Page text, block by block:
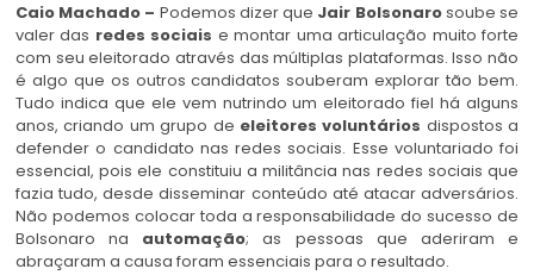
Caio Machado – Podemos dizer que Jair Bolsonarosoube se
valer das redes sociais e montar uma articulação muito forte
com seu eleitorado através das múltiplas plataformas. Isso não
é algo que os outros candidatos souberam explorar tão bem.
Tudo indica que ele vem nutrindo um eleitorado fiel há alguns
anos, criando um grupo de eleitores voluntários dispostos a
defender o candidato nas redes sociais. Esse voluntariado foi
essencial, pois ele constituiu a militância nas redes sociais que
fazia tudo, desde disseminar conteúdo até atacar adversários.
Não podemos colocar toda a responsabilidade do sucesso de
Bolsonaro na automação; as pessoas que aderiram e
abraçaram a causa foram essenciais para o resultado.